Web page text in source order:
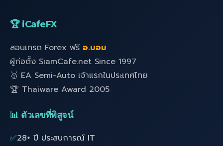
🏆 iCafeFX
สอนเทรด Forex ฟรี อ.บอม
ผู้ก่อตั้ง SiamCafe.net Since 1997
🥇 EA Semi-Auto เจ้าแรกในประเทศไทย
🏆 Thaiware Award 2005
📊 ตัวเลขที่พิสูจน์
✅28+ ปี ประสบการณ์ IT